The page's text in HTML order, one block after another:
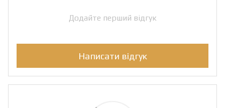
Додайте перший відгук
Написати відгук